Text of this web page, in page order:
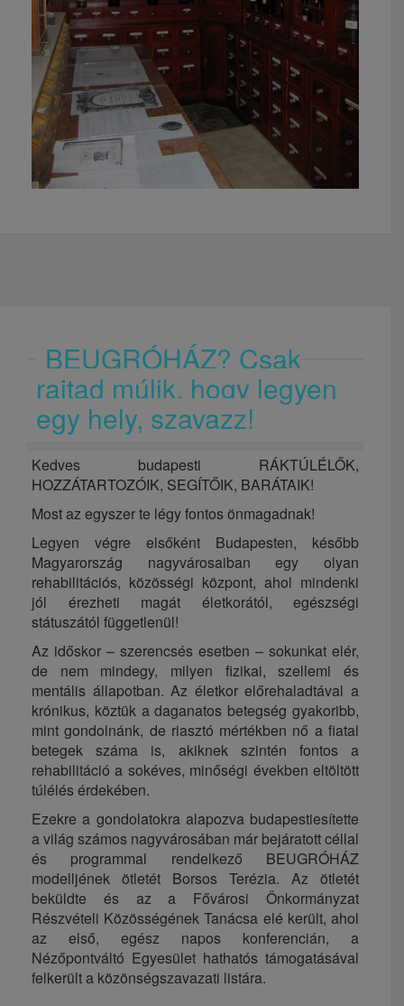
BEUGRÓHÁZ? Csak
rajtad múlik, hogy legyen
egy hely, szavazz!
Kedves budapesti RÁKTÚLÉLŐK,
HOZZÁTARTOZÓIK, SEGÍTŐIK, BARÁTAIK!
Most az egyszer te légy fontos önmagadnak!
Legyen végre elsőként Budapesten, később
Magyarország nagyvárosaiban egy olyan
rehabilitációs, közösségi központ, ahol mindenki
jól érezheti magát életkorától, egészségi
státuszától függetlenül!
Az időskor – szerencsés esetben – sokunkat elér,
de nem mindegy, milyen fizikai, szellemi és
mentális állapotban. Az életkor előrehaladtával a
krónikus, köztük a daganatos betegség gyakoribb,
mint gondolnánk, de riasztó mértékben nő a fiatal
betegek száma is, akiknek szintén fontos a
rehabilitáció a sokéves, minőségi években eltöltött
túlélés érdekében.
Ezekre a gondolatokra alapozva budapestiesítette
a világ számos nagyvárosában már bejáratott céllal
és programmal rendelkező BEUGRÓHÁZ
modelljének ötletét Borsos Terézia. Az ötletét
beküldte és az a Fővárosi Önkormányzat
Részvételi Közösségének Tanácsa elé került, ahol
az első, egész napos konferencián, a
Nézőpontváltó Egyesület hathatós támogatásával
felkerült a közönségszavazati listára.